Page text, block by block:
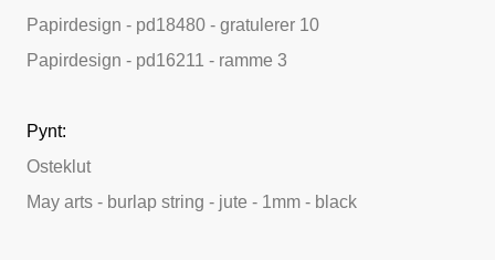
Papirdesign - pd18480 - gratulerer 10
Papirdesign - pd16211 - ramme 3
Pynt:
Osteklut
May arts - burlap string - jute - 1mm - black